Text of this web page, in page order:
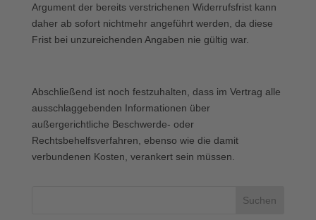
Argument der bereits verstrichenen Widerrufsfrist kann
daher ab sofort nichtmehr angeführt werden, da diese
Frist bei unzureichenden Angaben nie gültig war.
Abschließend ist noch festzuhalten, dass im Vertrag alle
ausschlaggebenden Informationen über
außergerichtliche Beschwerde- oder
Rechtsbehelfsverfahren, ebenso wie die damit
verbundenen Kosten, verankert sein müssen.
Suchen